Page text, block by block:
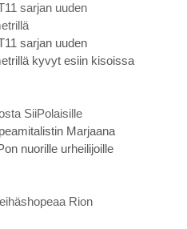
sarjan uuden
sarjan uuden
kyvyt esiin kisoissa
SiiPolaisille
Marjaana
nuorille urheilijoille
Rion